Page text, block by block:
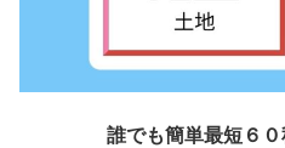
誰でも簡単最短６０